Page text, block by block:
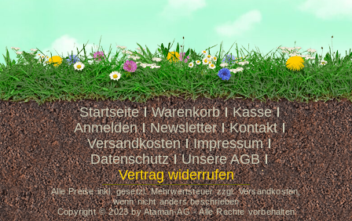
Startseite Warenkorb
Kasse
Anmelden
Newsletter
Kontakt
Versandkosten
Impressum
Datenschutz
Unsere AGB
Vertrag widerrufen
Alle Preise inkl. gesetzl. Mehrwertsteuer zzgl. Versandkosten,
wenn nicht anders beschrieben
Copyright © 2023 by Ataman-AG - Alle Rechte vorbehalten